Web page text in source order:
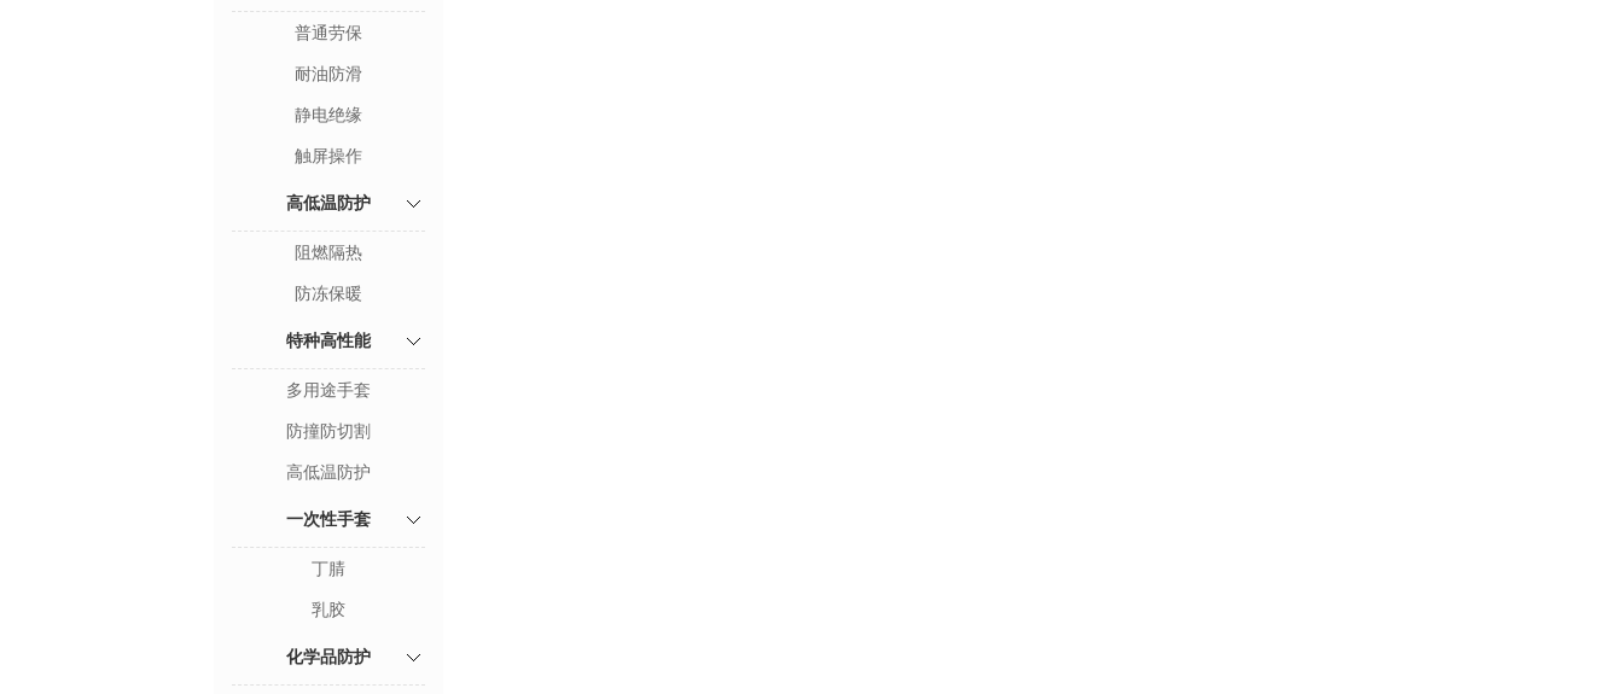
普通劳保
耐油防滑
静电绝缘
触屏操作
高低温防护
阻燃隔热
防冻保暖
特种高性能
多用途手套
防撞防切割
高低温防护
一次性手套
丁腈
乳胶
化学品防护